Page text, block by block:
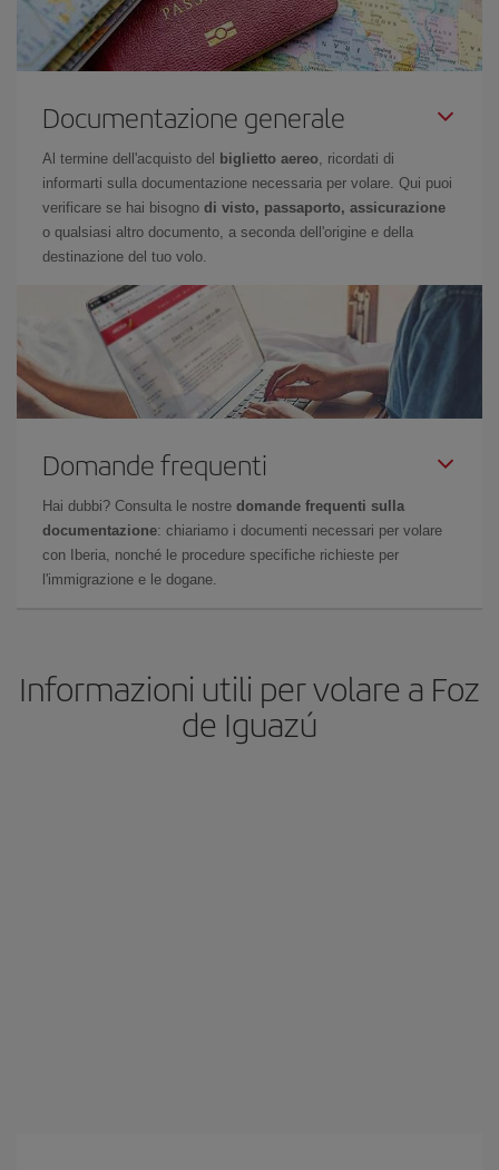
Documentazione generale
Al termine dell'acquisto del biglietto aereo, ricordati di
informarti sulla documentazione necessaria per volare. Qui puoi
verificare se hai bisogno di visto, passaporto, assicurazione
o qualsiasi altro documento, a seconda dell'origine e della
destinazione del tuo volo.
Domande frequenti
Hai dubbi? Consulta le nostre domande frequenti sulla
documentazione: chiariamo i documenti necessari per volare
con Iberia, nonché le procedure specifiche richieste per
l'immigrazione e le dogane.
Informazioni utili per volare a Foz
de Iguazú